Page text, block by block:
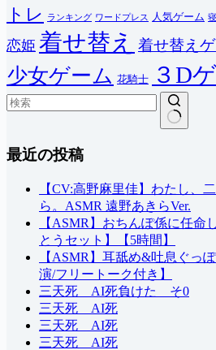
トレ
ランキング ワードプレス 人気ゲーム
恋姫 着せ替え 着せ替え
少女ゲーム 花騎士 ３D
果
最近の投稿
【CV:高野麻里佳】わたし、
ら。ASMR 遠野あきらVer.
【ASMR】おちんぽ係に任命
とうセット】【5時間】
【ASMR】耳舐め&吐息ぐっ
演/フリートーク付き】
三天死 AI死負けた そ0
三天死 AI死
三天死 AI死
三天死 AI死